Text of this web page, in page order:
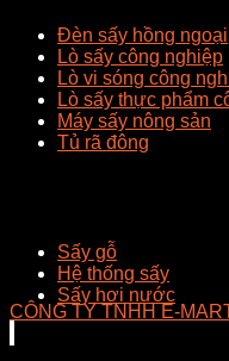
Đèn sấy hồng ngoại
Lò sấy công nghiệp
Lò vi sóng công
Lò sấy thực phẩm
Máy sấy nông sản
Tủ rã đông
Sấy gỗ
Hệ thống sấy
Sấy hơi nước
CÔNG TY TNHH E-